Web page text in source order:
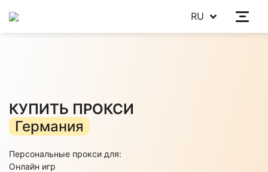
RU
КУПИТЬ ПРОКСИ
Германия
Персональные прокси для:
Онлайн